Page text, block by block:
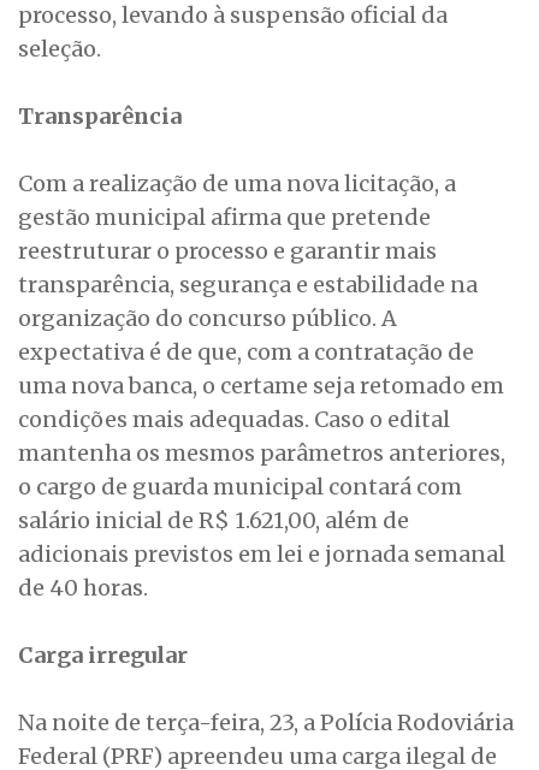
processo, levando à suspensão oficial da
seleção.
Transparência
Com a realização de uma nova licitação, a
gestão municipal afirma que pretende
reestruturar o processo e garantir mais
transparência, segurança e estabilidade na
organização do concurso público. A
expectativa é de que, com a contratação de
uma nova banca, o certame seja retomado em
condições mais adequadas. Caso o edital
mantenha os mesmos parâmetros anteriores,
o cargo de guarda municipal contará com
salário inicial de R$ 1.621,00, além de
adicionais previstos em lei e jornada semanal
de 40 horas.
Carga irregular
Na noite de terça-feira, 23, a Polícia Rodoviária
Federal (PRF) apreendeu uma carga ilegal de